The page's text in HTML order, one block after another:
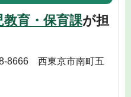
教育・保育課が担
8666 西東京市南町五